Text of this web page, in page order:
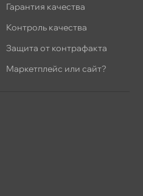
Гарантия качества
Контроль качества
Защита от контрафакта
Маркетплейс или сайт?